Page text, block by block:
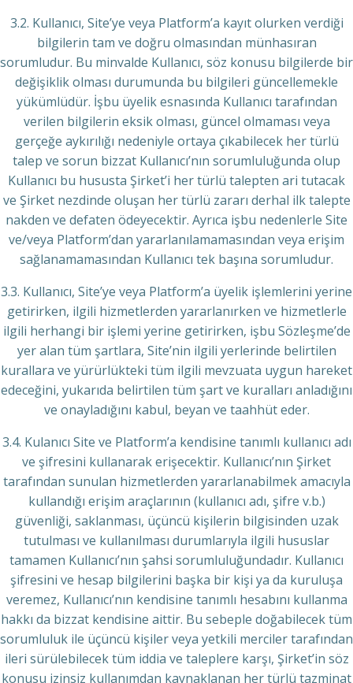
3.2. Kullanıcı, Site’ye veya Platform’a kayıt olurken verdiği
bilgilerin tam ve doğru olmasından münhasıran
sorumludur. Bu minvalde Kullanıcı, söz konusu bilgilerde bir
değişiklik olması durumunda bu bilgileri güncellemekle
yükümlüdür. İşbu üyelik esnasında Kullanıcı tarafından
verilen bilgilerin eksik olması, güncel olmaması veya
gerçeğe aykırılığı nedeniyle ortaya çıkabilecek her türlü
talep ve sorun bizzat Kullanıcı’nın sorumluluğunda olup
Kullanıcı bu hususta Şirket’i her türlü talepten ari tutacak
ve Şirket nezdinde oluşan her türlü zararı derhal ilk talepte
nakden ve defaten ödeyecektir. Ayrıca işbu nedenlerle Site
ve/veya Platform’dan yararlanılamamasından veya erişim
sağlanamamasından Kullanıcı tek başına sorumludur.
3.3. Kullanıcı, Site’ye veya Platform’a üyelik işlemlerini yerine
getirirken, ilgili hizmetlerden yararlanırken ve hizmetlerle
ilgili herhangi bir işlemi yerine getirirken, işbu Sözleşme’de
yer alan tüm şartlara, Site’nin ilgili yerlerinde belirtilen
kurallara ve yürürlükteki tüm ilgili mevzuata uygun hareket
edeceğini, yukarıda belirtilen tüm şart ve kuralları anladığını
ve onayladığını kabul, beyan ve taahhüt eder.
3.4. Kulanıcı Site ve Platform’a kendisine tanımlı kullanıcı adı
ve şifresini kullanarak erişecektir. Kullanıcı’nın Şirket
tarafından sunulan hizmetlerden yararlanabilmek amacıyla
kullandığı erişim araçlarının (kullanıcı adı, şifre v.b.)
güvenliği, saklanması, üçüncü kişilerin bilgisinden uzak
tutulması ve kullanılması durumlarıyla ilgili hususlar
tamamen Kullanıcı’nın şahsi sorumluluğundadır. Kullanıcı
şifresini ve hesap bilgilerini başka bir kişi ya da kuruluşa
veremez, Kullanıcı’nın kendisine tanımlı hesabını kullanma
hakkı da bizzat kendisine aittir. Bu sebeple doğabilecek tüm
sorumluluk ile üçüncü kişiler veya yetkili merciler tarafından
ileri sürülebilecek tüm iddia ve taleplere karşı, Şirket’in söz
konusu izinsiz kullanımdan kaynaklanan her türlü tazminat